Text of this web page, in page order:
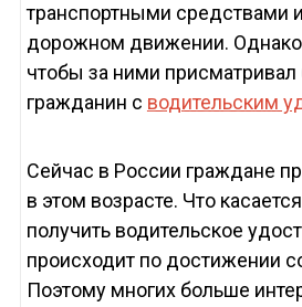
транспортными средствами
дорожном движении. Однако
чтобы за ними
гражданин с водительским
Сейчас в России граждане
в этом возрасте. Что
получить водительское
происходит по достижении
Поэтому многих больше